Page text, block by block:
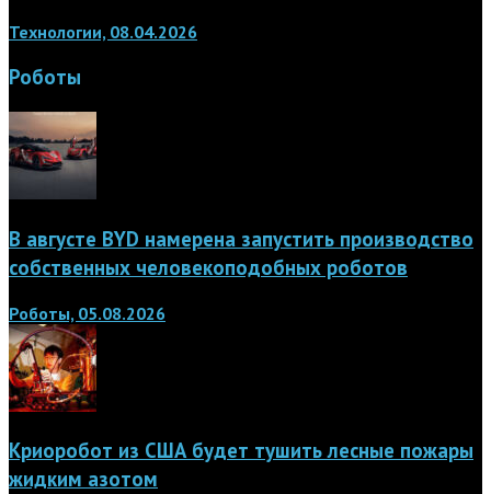
Технологии, 08.04.2026
Роботы
В августе BYD намерена запустить производство
собственных человекоподобных роботов
Роботы, 05.08.2026
Криоробот из США будет тушить лесные пожары
жидким азотом